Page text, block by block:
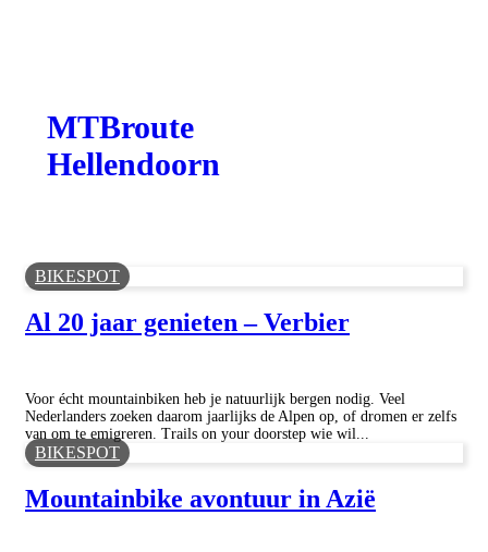
MTBroute
Hellendoorn
BIKESPOT
Al 20 jaar genieten – Verbier
Voor écht mountainbiken heb je natuurlijk bergen nodig. Veel
Nederlanders zoeken daarom jaarlijks de Alpen op, of dromen er zelfs
van om te emigreren. Trails on your doorstep wie wil...
BIKESPOT
Mountainbike avontuur in Azië